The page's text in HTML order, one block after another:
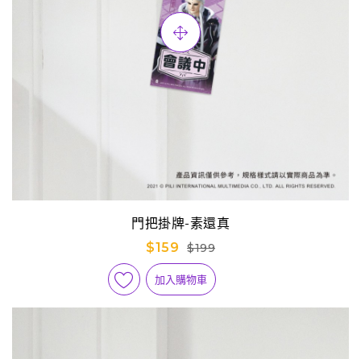
門把掛牌-素還真
$159
$199
加入購物車